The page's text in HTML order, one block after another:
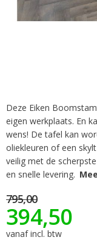
Ga
naar
het
begin
van
de
gallerij
Deze Eiken
eigen werkplaats. En
wens! De tafel kan
oliekleuren of een
veilig met de
en snelle levering.
795,00
394,50
vanaf incl. btw